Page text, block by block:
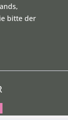
bitte der